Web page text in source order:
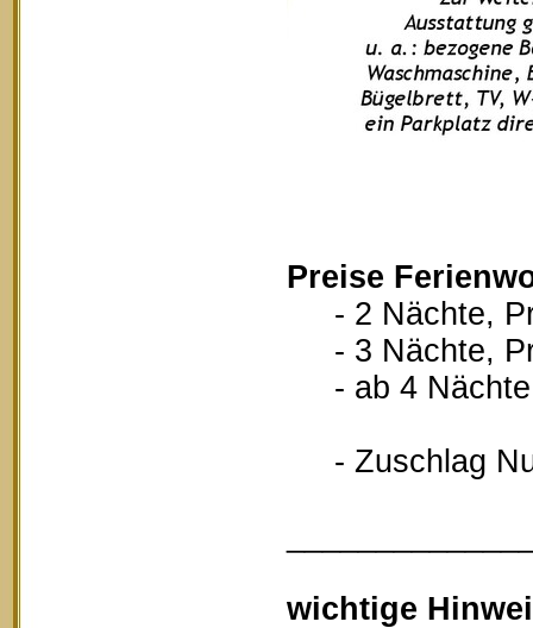
Preise
- 2 Nächte,
- 3 Nächte,
- ab 4 Nächte,
- Zuschlag
wichtige